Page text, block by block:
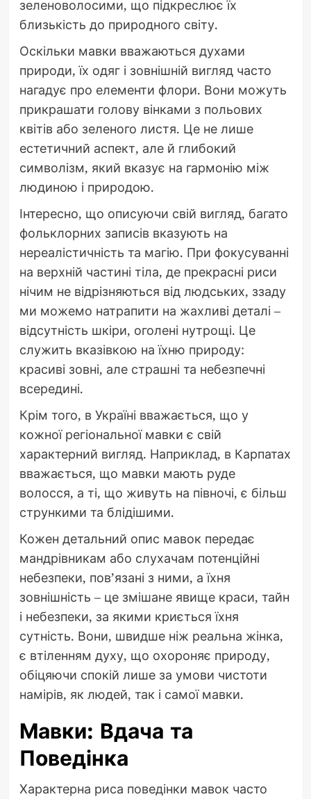
зеленоволосими, що підкреслює їх
близькість до природного світу.
Оскільки мавки вважаються духами
природи, їх одяг і зовнішній вигляд часто
нагадує про елементи флори. Вони можуть
прикрашати голову вінками з польових
квітів або зеленого листя. Це не лише
естетичний аспект, але й глибокий
символізм, який вказує на гармонію між
людиною і природою.
Інтересно, що описуючи свій вигляд, багато
фольклорних записів вказують на
нереалістичність та магію. При фокусуванні
на верхній частині тіла, де прекрасні риси
нічим не відрізняються від людських, ззаду
ми можемо натрапити на жахливі деталі –
відсутність шкіри, оголені нутрощі. Це
служить вказівкою на їхню природу:
красиві зовні, але страшні та небезпечні
всередині.
Крім того, в Україні вважається, що у
кожної регіональної мавки є свій
характерний вигляд. Наприклад, в Карпатах
вважається, що мавки мають руде
волосся, а ті, що живуть на півночі, є більш
стрункими та блідішими.
Кожен детальний опис мавок передає
мандрівникам або слухачам потенційні
небезпеки, пов’язані з ними, а їхня
зовнішність – це змішане явище краси, тайн
і небезпеки, за якими криється їхня
сутність. Вони, швидше ніж реальна жінка,
є втіленням духу, що охороняє природу,
обіцяючи спокій лише за умови чистоти
намірів, як людей, так і самої мавки.
Мавки: Вдача та
Поведінка
Характерна риса поведінки мавок часто